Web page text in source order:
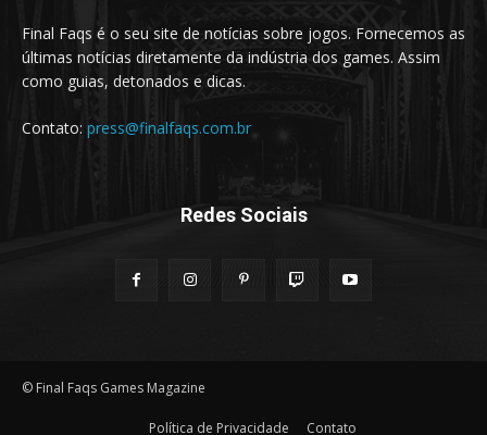
Final Faqs é o seu site de notícias sobre jogos. Fornecemos as
últimas notícias diretamente da indústria dos games. Assim
como guias, detonados e dicas.
Contato: press@finalfaqs.com.br
Redes Sociais
© Final Faqs Games Magazine
Política de Privacidade Contato